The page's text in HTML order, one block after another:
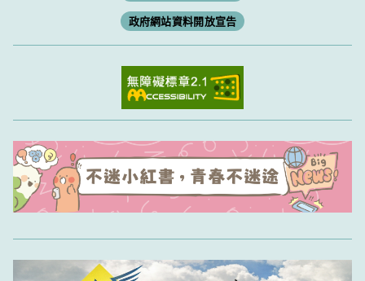
政府網站資料開放宣告